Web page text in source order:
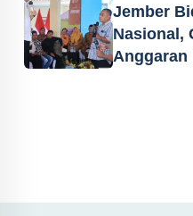
Jember
Nasional,
Anggaran